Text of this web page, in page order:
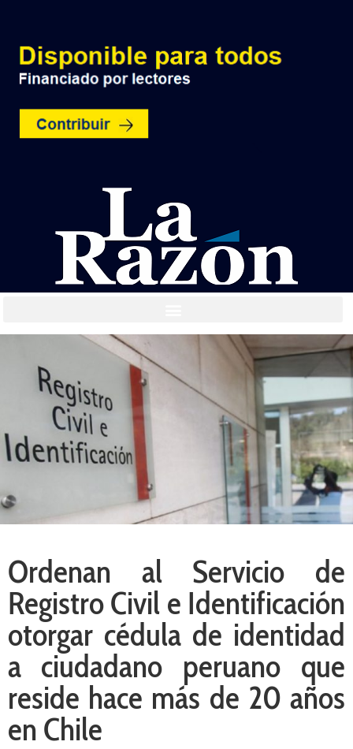
Ordenan al Servicio de
Registro Civil e Identificación
otorgar cédula de identidad
a ciudadano peruano que
reside hace más de 20 años
en Chile